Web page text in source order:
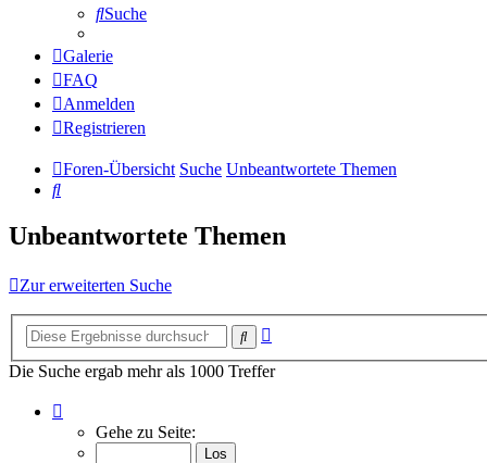
Suche
Galerie
FAQ
Anmelden
Registrieren
Foren-Übersicht Suche Unbeantwortete Themen
Suche
Unbeantwortete Themen
Zur erweiterten Suche
Suche
Die Suche ergab mehr als 1000 Treffer
von
Gehe zu Seite: